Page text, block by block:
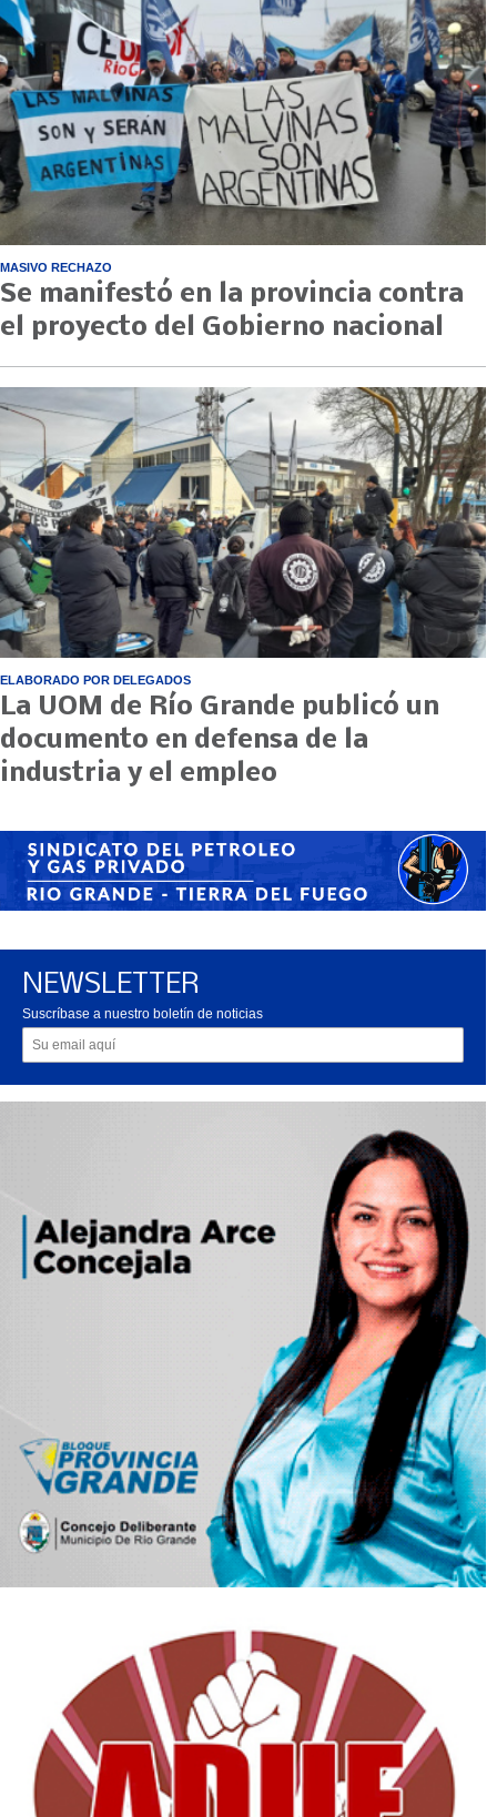
MASIVO RECHAZO
Se manifestó en la provincia contra
el proyecto del Gobierno nacional
ELABORADO POR DELEGADOS
La UOM de Río Grande publicó un
documento en defensa de la
industria y el empleo
NEWSLETTER
Suscríbase a nuestro boletín de noticias